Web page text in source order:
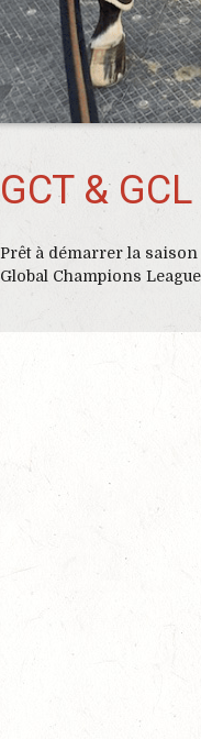
GCT &
Prêt à démarrer la
Global Champions